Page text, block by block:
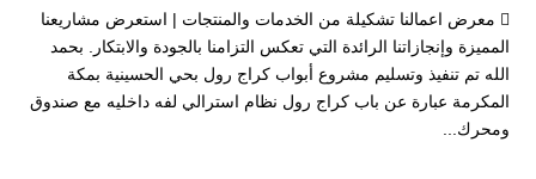
 معرض اعمالنا تشكيلة من الخدمات والمنتجات | استعرض مشاريعنا
المميزة وإنجازاتنا الرائدة التي تعكس التزامنا بالجودة والابتكار. بحمد
الله تم تنفيذ وتسليم مشروع أبواب كراج رول بحي الحسينية بمكة
المكرمة عبارة عن باب كراج رول نظام استرالي لفه داخليه مع صندوق
ومحرك...